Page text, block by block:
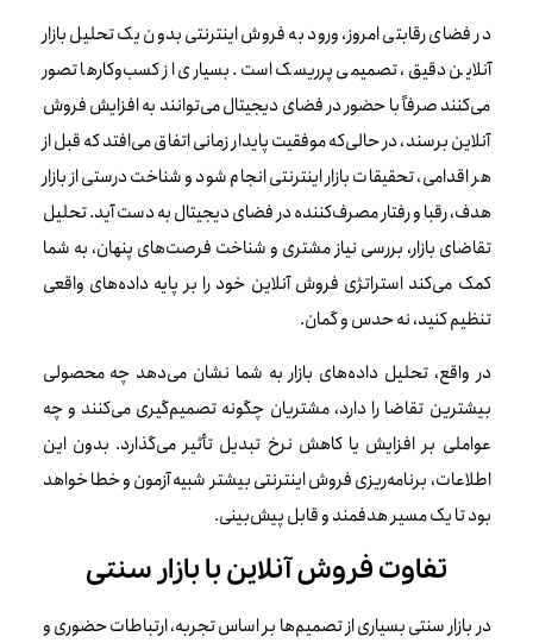
در فضای رقابتی امروز، ورود به فروش اینترنتی بدون یک تحلیل بازار
آنلاین دقیق، تصمیمی پرریسک است. بسیاری از کسب‌وکارها تصور
می‌کنند صرفاً با حضور در فضای دیجیتال می‌توانند به افزایش فروش
آنلاین برسند، در حالی‌که موفقیت پایدار زمانی اتفاق می‌افتد که قبل از
هر اقدامی، تحقیقات بازار اینترنتی انجام شود و شناخت درستی از بازار
هدف، رقبا و رفتار مصرف‌کننده در فضای دیجیتال به دست آید. تحلیل
تقاضای بازار، بررسی نیاز مشتری و شناخت فرصت‌های پنهان، به شما
کمک می‌کند استراتژی فروش آنلاین خود را بر پایه داده‌های واقعی
تنظیم کنید، نه حدس و گمان.
در واقع، تحلیل داده‌های بازار به شما نشان می‌دهد چه محصولی
بیشترین تقاضا را دارد، مشتریان چگونه تصمیم‌گیری می‌کنند و چه
عواملی بر افزایش یا کاهش نرخ تبدیل تأثیر می‌گذارد. بدون این
اطلاعات، برنامه‌ریزی فروش اینترنتی بیشتر شبیه آزمون و خطا خواهد
بود تا یک مسیر هدفمند و قابل پیش‌بینی.
تفاوت فروش آنلاین با بازار سنتی
در بازار سنتی بسیاری از تصمیم‌ها بر اساس تجربه، ارتباطات حضوری و